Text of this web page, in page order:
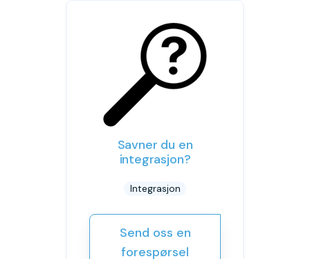
Savner du en
integrasjon?
Integrasjon
Send oss en
forespørsel